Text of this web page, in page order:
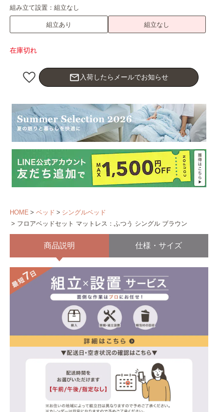
組み立て設置： 組立なし
組立あり 組立なし
在庫切れ
mail_outline 入荷したらメールでお知らせ
HOME ベッド
シングルベッド
フロアベッドセット マットレス：ふつう シングル ブラウン
商品説明 仕様・サイズ